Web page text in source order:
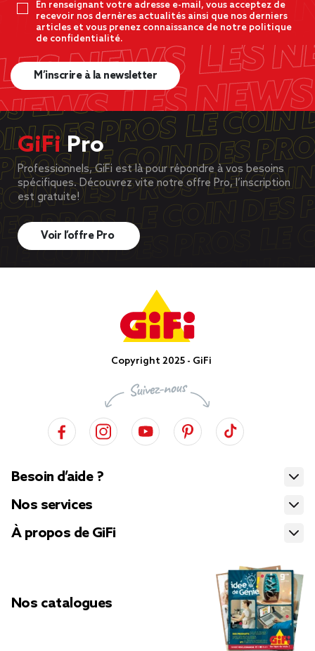
En renseignant votre adresse e-mail, vous acceptez de
recevoir nos dernères actualités ainsi que nos derniers
articles et vous prenez connaissance de notre politique
de confidentialité.
M’inscrire à la newsletter
GiFiPro
Professionnels, GiFi est là pour répondre à vos besoins
spécifiques. Découvrez vite notre offre Pro, l’inscription
est gratuite!
Voir l’offre Pro
Copyright 2025 - GiFi
Besoin d’aide ?
Nos services
À propos de GiFi
Nos catalogues